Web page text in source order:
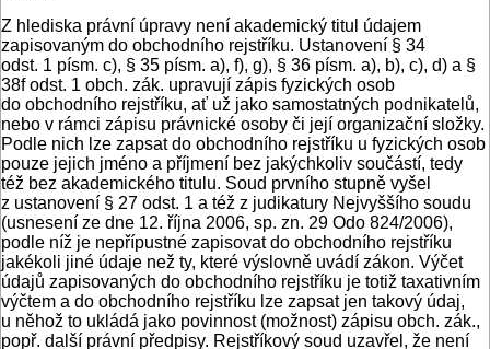
Z hlediska právní úpravy není akademický titul údajem
zapisovaným do obchodního rejstříku. Ustanovení § 34
odst. 1 písm. c), § 35 písm. a), f), g), § 36 písm. a), b), c), d) a §
38f odst. 1 obch. zák. upravují zápis fyzických osob
do obchodního rejstříku, ať už jako samostatných podnikatelů,
nebo v rámci zápisu právnické osoby či její organizační složky.
Podle nich lze zapsat do obchodního rejstříku u fyzických osob
pouze jejich jméno a příjmení bez jakýchkoliv součástí, tedy
též bez akademického titulu. Soud prvního stupně vyšel
z ustanovení § 27 odst. 1 a též z judikatury Nejvyššího soudu
(usnesení ze dne 12. října 2006, sp. zn. 29 Odo 824/2006),
podle níž je nepřípustné zapisovat do obchodního rejstříku
jakékoli jiné údaje než ty, které výslovně uvádí zákon. Výčet
údajů zapisovaných do obchodního rejstříku je totiž taxativním
výčtem a do obchodního rejstříku lze zapsat jen takový údaj,
u něhož to ukládá jako povinnost (možnost) zápisu obch. zák.,
popř. další právní předpisy. Rejstříkový soud uzavřel, že není